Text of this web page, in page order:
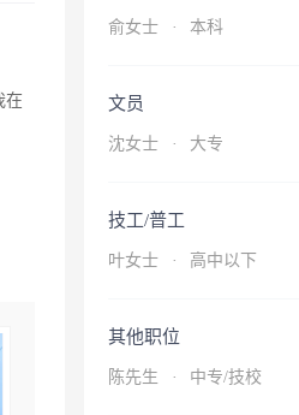
在
俞女士 · 本科
文员
沈女士 · 大专
技工/普工
叶女士 · 高中以下
其他职位
陈先生 · 中专/技校